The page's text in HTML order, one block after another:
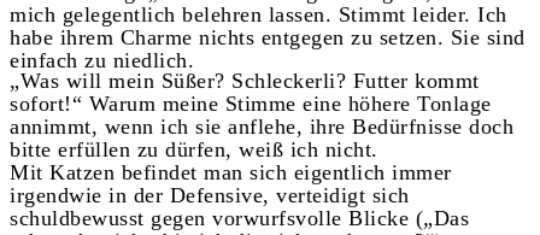
mich gelegentlich belehren lassen. Stimmt leider. Ich
habe ihrem Charme nichts entgegen zu setzen. Sie sind
einfach zu niedlich.
„Was will mein Süßer? Schleckerli? Futter kommt
sofort!“ Warum meine Stimme eine höhere Tonlage
annimmt, wenn ich sie anflehe, ihre Bedürfnisse doch
bitte erfüllen zu dürfen, weiß ich nicht.
Mit Katzen befindet man sich eigentlich immer
irgendwie in der Defensive, verteidigt sich
schuldbewusst gegen vorwurfsvolle Blicke („Das